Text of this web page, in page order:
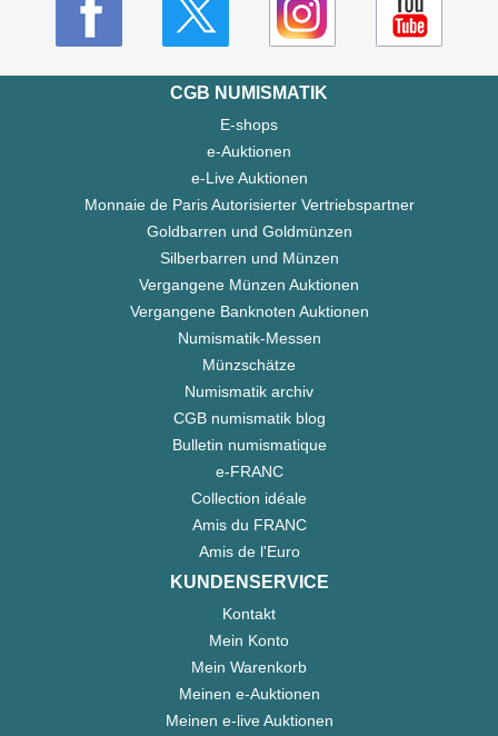
CGB NUMISMATIK
E-shops
e-Auktionen
e-Live Auktionen
Monnaie de Paris Autorisierter Vertriebspartner
Goldbarren und Goldmünzen
Silberbarren und Münzen
Vergangene Münzen Auktionen
Vergangene Banknoten Auktionen
Numismatik-Messen
Münzschätze
Numismatik archiv
CGB numismatik blog
Bulletin numismatique
e-FRANC
Collection idéale
Amis du FRANC
Amis de l'Euro
KUNDENSERVICE
Kontakt
Mein Konto
Mein Warenkorb
Meinen e-Auktionen
Meinen e-live Auktionen